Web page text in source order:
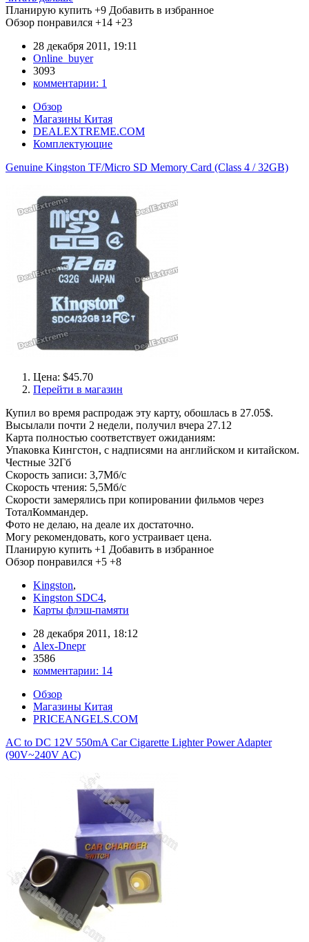
Планирую купить +9 Добавить в избранное
Обзор понравился +14 +23
28 декабря 2011, 19:11
Online_buyer
3093
комментарии: 1
Обзор
Магазины Китая
DEALEXTREME.COM
Комплектующие
Genuine Kingston TF/Micro SD Memory Card (Class 4 / 32GB)
Цена: $45.70
Перейти в магазин
Купил во время распродаж эту карту, обошлась в 27.05$.
Высылали почти 2 недели, получил вчера 27.12
Карта полностью соответствует ожиданиям:
Упаковка Кингстон, с надписями на английском и китайском.
Честные 32Гб
Скорость записи: 3,7Мб/с
Скорость чтения: 5,5Мб/с
Скорости замерялись при копировании фильмов через
ТоталКоммандер.
Фото не делаю, на деале их достаточно.
Могу рекомендовать, кого устраивает цена.
Планирую купить +1 Добавить в избранное
Обзор понравился +5 +8
Kingston,
Kingston SDC4,
Карты флэш-памяти
28 декабря 2011, 18:12
Alex-Dnepr
3586
комментарии: 14
Обзор
Магазины Китая
PRICEANGELS.COM
AC to DC 12V 550mA Car Cigarette Lighter Power Adapter
(90V~240V AC)